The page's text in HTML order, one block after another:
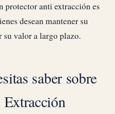
protector anti extracción es
desean mantener su
su valor a largo plazo.
saber sobre